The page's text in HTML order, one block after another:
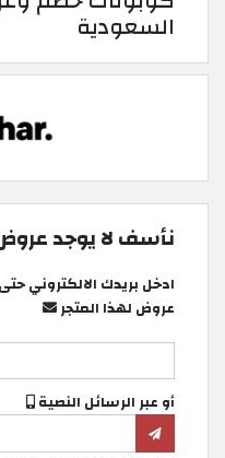
السعودية
نأسف لا يوجد عروض
ادخل بريدك الالكتروني
عروض لهذا المتجر
أو عبر الرسائل النصية